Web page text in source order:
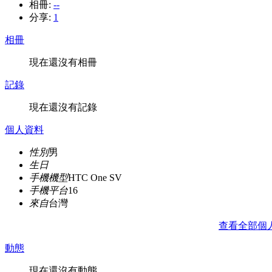
相冊: --
分享: 1
相冊
現在還沒有相冊
記錄
現在還沒有記錄
個人資料
性別男
生日
手機機型HTC One SV
手機平台16
來自台灣
查看全部個
動態